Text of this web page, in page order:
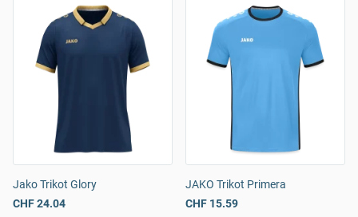
Jako Trikot Glory
CHF 24.04
JAKO Trikot Primera
CHF 15.59